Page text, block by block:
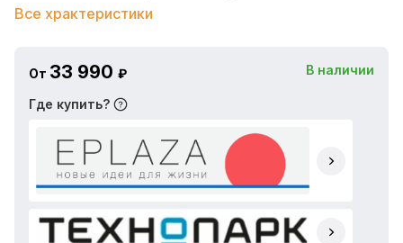
Все храктеристики
От 33 990 ₽ В наличии
Где купить?